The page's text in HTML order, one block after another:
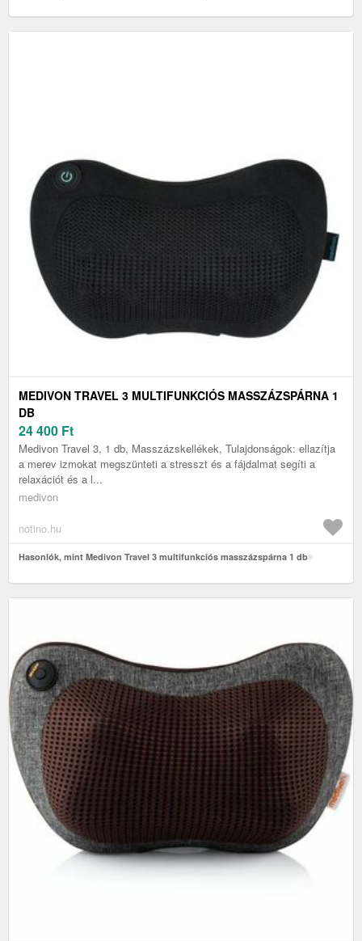
MEDIVON TRAVEL 3 MULTIFUNKCIÓS MASSZÁZSPÁRNA 1
DB
24 400 Ft
Medivon Travel 3, 1 db, Masszázskellékek, Tulajdonságok: ellazítja
a merev izmokat megszünteti a stresszt és a fájdalmat segíti a
relaxációt és a l...
medivon
notino.hu
Hasonlók, mint Medivon Travel 3 multifunkciós masszázspárna 1 db